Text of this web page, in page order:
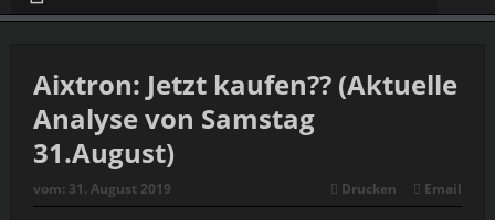
Aixtron: Jetzt kaufen?? (Aktuelle
Analyse von Samstag
31.August)
vom: 31. August 2019 Drucken Email